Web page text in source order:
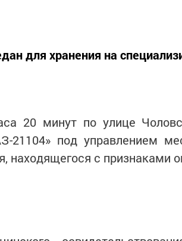
для хранения на
20 минут по улице
21104» под управлением
находящегося с признаками